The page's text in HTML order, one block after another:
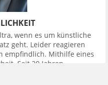
wenn es um künstliche
geht. Leider reagieren
empfindlich. Mithilfe eines
Seit 20 Jahren ...